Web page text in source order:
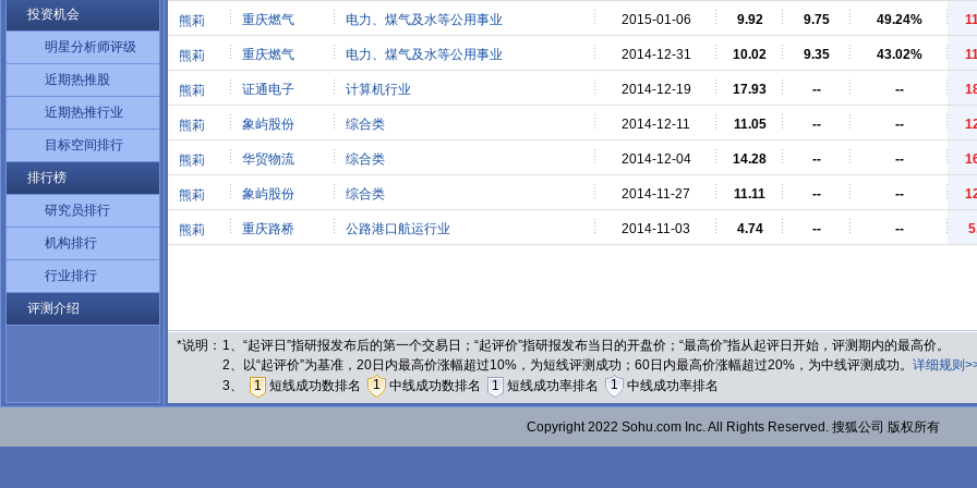
投资机会
明星分析师评级
近期热推股
近期热推行业
目标空间排行
排行榜
研究员排行
机构排行
行业排行
评测介绍
熊莉 重庆燃气 电力、煤气及水等公用事业 2015-01-06 9.92 9.75 49.24%
熊莉 重庆燃气 电力、煤气及水等公用事业 2014-12-31 10.02 9.35 43.02%
熊莉 证通电子 计算机行业 2014-12-19 17.93 -- --
熊莉 象屿股份 综合类 2014-12-11 11.05 -- --
熊莉 华贸物流 综合类 2014-12-04 14.28 -- --
熊莉 象屿股份 综合类 2014-11-27 11.11 -- --
熊莉 重庆路桥 公路港口航运行业 2014-11-03 4.74 -- --
*说明： 1、“起评日”指研报发布后的第一个交易日；“起评价”指研报发布当日的开盘价；“最高价”指从起评日开始，评测期内的最高价。
2、以“起评价”为基准，20日内最高价涨幅超过10%，为短线评测成功；60日内最高价涨幅超过20%，为中线评测成功。 详细规则
3、
1 短线成功数排名 1 中线成功数排名 1 短线成功率排名 1 中线成功率排名
Copyright 2022 Sohu.com Inc. All Rights Reserved. 搜狐公司 版权所有